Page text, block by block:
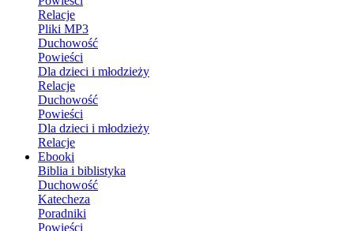
Relacje
Pliki MP3
Duchowość
Powieści
Dla dzieci i młodzieży
Relacje
Duchowość
Powieści
Dla dzieci i młodzieży
Relacje
Ebooki
Biblia i biblistyka
Duchowość
Katecheza
Poradniki
Powieści